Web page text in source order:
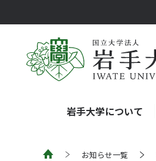
岩手大学について
お知らせ一覧